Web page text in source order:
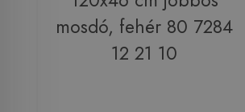
mosdó, fehér 80 7284
12 21 10